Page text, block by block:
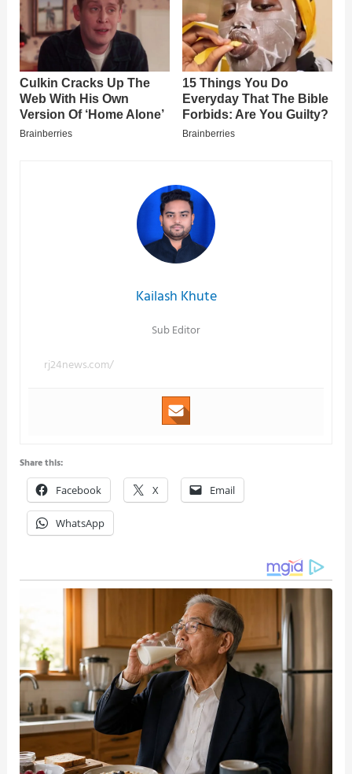
Kailash Khute
Sub Editor
rj24news.com/
Share this:
Facebook X Email
WhatsApp